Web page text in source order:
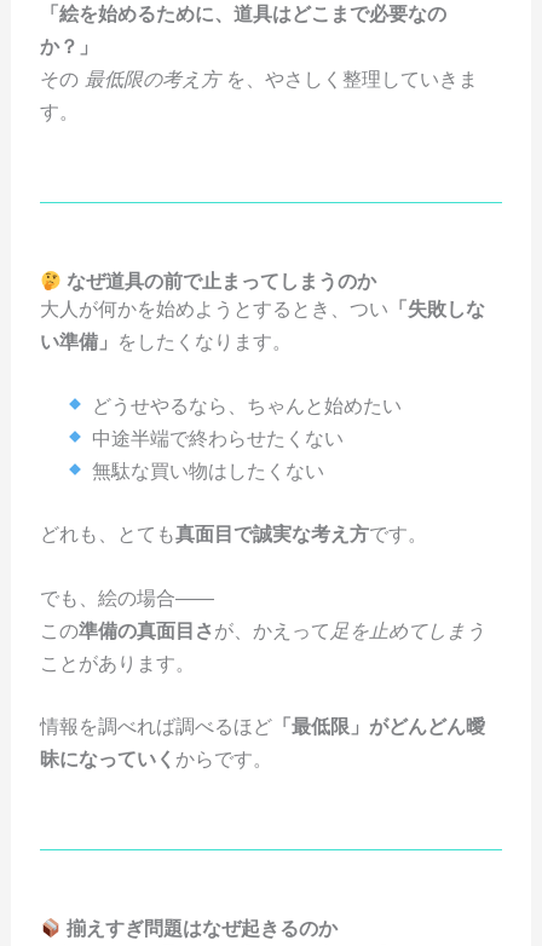
「絵を始めるために、道具はどこまで必要なの
か？」
その 最低限の考え方を、やさしく整理していきま
す。
なぜ道具の前で止まってしまうのか
大人が何かを始めようとするとき、つい 「失敗しな
い準備」 をしたくなります。
どうせやるなら、ちゃんと始めたい
中途半端で終わらせたくない
無駄な買い物はしたくない
どれも、とても真面目で誠実な考え方です。
でも、絵の場合――
この準備の真面目さが、かえって 足を止めてしまう
ことがあります。
情報を調べれば調べるほど「最低限」がどんどん曖
昧になっていく からです。
揃えすぎ問題はなぜ起きるのか